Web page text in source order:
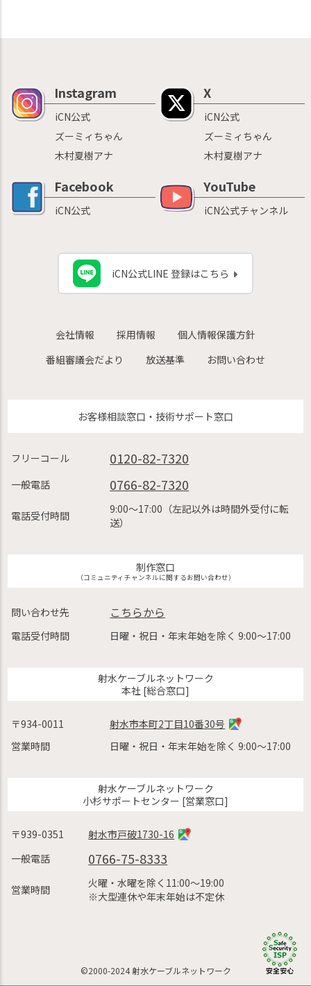
Instagram
iCN公式
ズーミィちゃん
木村夏樹アナ
X
iCN公式
ズーミィちゃん
木村夏樹アナ
Facebook
iCN公式
YouTube
iCN公式チャンネル
iCN公式LINE 登録はこちら
会社情報 採用情報
個人情報保護方針
番組審議会だより
放送基準 お問い合わせ
お客様相談窓口・技術サポート窓口
フリーコール 0120-82-7320
一般電話 0766-82-7320
電話受付時間
9:00〜17:00（左記以外は時間外受付に転
送）
制作窓口
（コミュニティチャンネルに関するお問い合わせ）
問い合わせ先 こちらから
電話受付時間 日曜・祝日・年末年始を除く 9:00〜17:00
射水ケーブルネットワーク
本社 [総合窓口]
〒934-0011
射水市本町2丁目10番30号
営業時間
日曜・祝日・年末年始を除く 9:00〜17:00
射水ケーブルネットワーク
小杉サポートセンター [営業窓口]
〒939-0351
射水市戸破1730-16
一般電話
0766-75-8333
営業時間
火曜・水曜を除く11:00〜19:00
※大型連休や年末年始は不定休
©2000-2024 射水ケーブルネットワーク